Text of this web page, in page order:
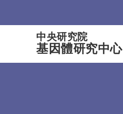
中央研究院
基因體研究中心